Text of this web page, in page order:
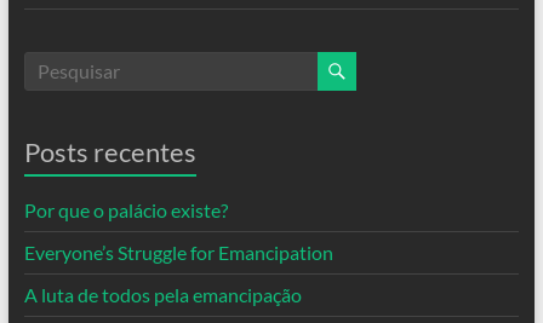
Posts recentes
Por que o palácio existe?
Everyone’s Struggle for Emancipation
A luta de todos pela emancipação